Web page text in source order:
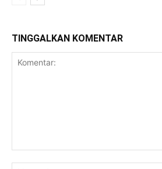
TINGGALKAN KOMENTAR